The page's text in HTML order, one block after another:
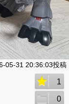
05-31 20:36:03投稿
1
0